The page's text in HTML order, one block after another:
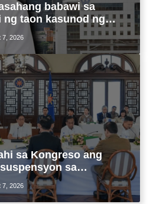
babawi sa
ng taon kasunod ng
Middle East war,
construction
7, 2026
sa Kongreso ang
sa
Real Property Valuation
Act
7, 2026